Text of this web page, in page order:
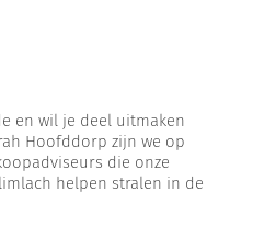
en wil je deel uitmaken
Hoofddorp zijn we op
die onze
helpen stralen in de